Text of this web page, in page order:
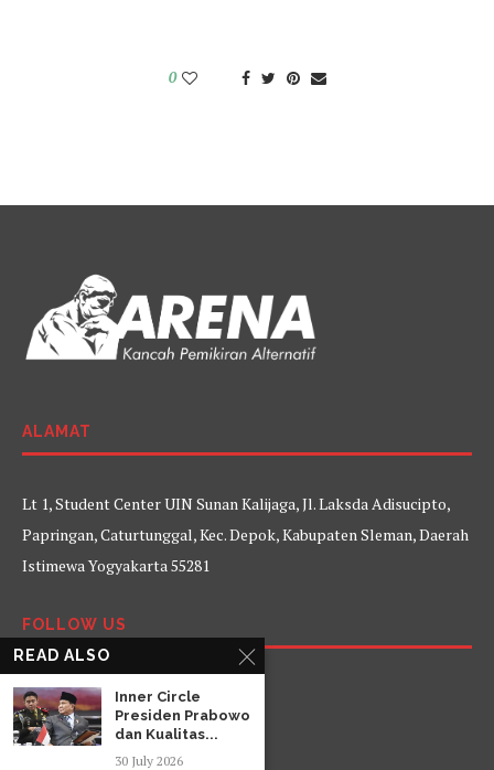
0
ALAMAT
Lt 1, Student Center UIN Sunan Kalijaga, Jl. Laksda Adisucipto,
Papringan, Caturtunggal, Kec. Depok, Kabupaten Sleman, Daerah
Istimewa Yogyakarta 55281
FOLLOW US
Facebook
TwitterInstagramYouTube
READ ALSO
Inner Circle
Presiden Prabowo
dan Kualitas...
30 July 2026